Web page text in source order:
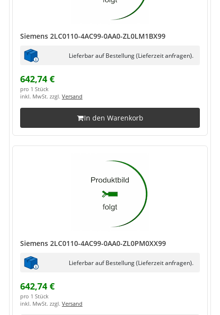
Siemens 2LC0110-4AC99-0AA0-ZL0LM1BX99
Lieferbar auf Bestellung (Lieferzeit anfragen).
642,74 €
pro 1 Stück
inkl. MwSt. zzgl. Versand
In den Warenkorb
Siemens 2LC0110-4AC99-0AA0-ZL0PM0XX99
Lieferbar auf Bestellung (Lieferzeit anfragen).
642,74 €
pro 1 Stück
inkl. MwSt. zzgl. Versand